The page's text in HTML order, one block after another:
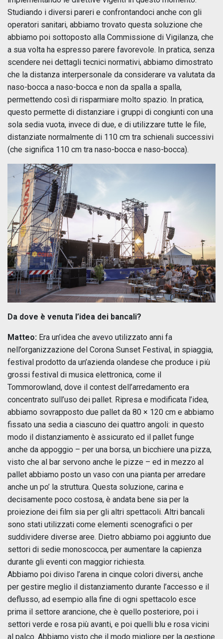
Studiando i diversi pareri e confrontandoci anche con gli
operatori sanitari, abbiamo trovato questa soluzione che
abbiamo poi sottoposto alla Commissione di Vigilanza, che
a sua volta ha espresso parere favorevole. In pratica, senza
scendere nei dettagli tecnici normativi, abbiamo dimostrato
che la distanza interpersonale da considerare va valutata da
naso-bocca a naso-bocca e non da spalla a spalla,
permettendo così di risparmiare molto spazio. In pratica,
questo permette di distanziare i gruppi di congiunti con una
sola sedia vuota, invece di due, e di utilizzare tutte le file,
distanziate normalmente di 110 cm tra schienali successivi
(che significa 110 cm tra naso-bocca e naso-bocca).
Da dove è venuta l’idea dei bancali?
Matteo: Era un’idea che avevo utilizzato anni fa
nell’organizzazione del Corona Sunset Festival, in spiaggia,
festival prodotto da un’azienda olandese che produce i più
grossi festival di musica elettronica, come il
Tommorowland, dove il contest dell’arredamento era
concentrato sull’uso dei pallet. Ripresa e modificata l’idea,
abbiamo sovrapposto due pallet da 80 × 120 cm e abbiamo
fissato una sedia a ciascuno dei quattro angoli: in questo
modo il distanziamento è assicurato ed il pallet funge
anche da appoggio – per una borsa, un bicchiere una pizza,
visto che al bar servono anche le pizze – ed in mezzo al
pallet abbiamo posto un vaso con una pianta per arredare
anche un po’ la struttura. Questa soluzione, carina e
decisamente poco costosa, è andata bene sia per la
proiezione dei film sia per gli altri spettacoli. Altri bancali
sono stati utilizzati come elementi scenografici o per
suddividere diverse aree. Dietro abbiamo poi aggiunto due
settori di sedie monoscocca, per aumentare la capienza
durante gli eventi con maggior richiesta.
Abbiamo poi diviso l’arena in cinque colori diversi, anche
per gestire meglio il distanziamento durante l’accesso e il
deflusso, ad esempio alla fine di ogni spettacolo esce
prima il settore arancione, che è quello posteriore, poi i
settori verde e rosa più avanti, e poi quelli blu e rosa vicini
al palco. Abbiamo visto che il modo migliore per la gestione